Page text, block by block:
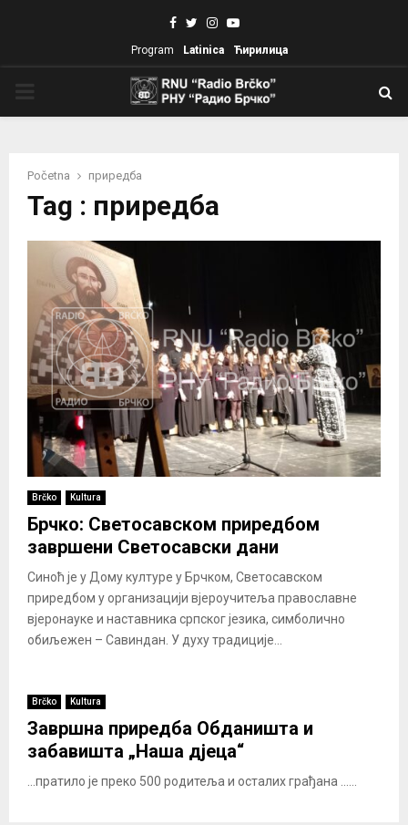
Facebook
TwitterInstagram
Youtube
Program Latinica Ћирилица
Početna приредба
Tag : приредба
Brčko Kultura
Брчко: Светосавском приредбом
завршени Светосавски дани
Синоћ је у Дому културе у Брчком, Светосавском
приредбом у организацији вјероучитеља православне
вјеронауке и наставника српског језика, симболично
обиљежен – Савиндан. У духу традиције...
Brčko Kultura
Завршна приредба Обданишта и
забавишта „Наша дјеца“
...пратило је преко 500 родитеља и осталих грађана ......